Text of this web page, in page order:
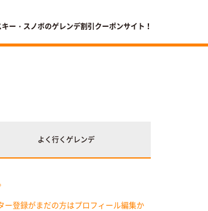
ー・スノボのゲレンデ割引クーポンサイト！
よく行くゲレンデ
登録がまだの方はプロフィール編集か